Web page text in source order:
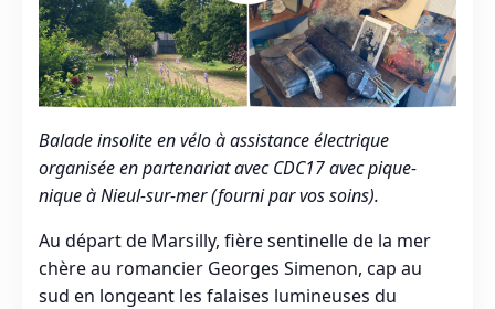
Balade insolite en vélo à assistance électrique
organisée en partenariat avec CDC17 avec pique-
nique à Nieul-sur-mer (fourni par vos soins).
Au départ de Marsilly, fière sentinelle de la mer
chère au romancier Georges Simenon, cap au
sud en longeant les falaises lumineuses du